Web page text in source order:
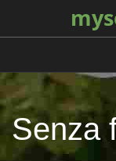
Senza